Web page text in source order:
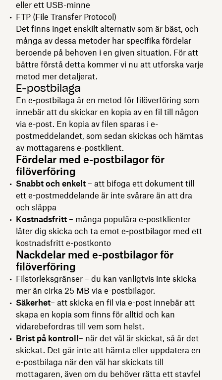
eller ett USB-minne
FTP (File Transfer Protocol)
Det finns inget enskilt alternativ som är bäst, och
många av dessa metoder har specifika fördelar
beroende på behoven i en given situation. För att
bättre förstå detta kommer vi nu att utforska varje
metod mer detaljerat.
E-postbilaga
En e-postbilaga är en metod för filöverföring som
innebär att du skickar en kopia av en fil till någon
via e-post. En kopia av filen sparas i e-
postmeddelandet, som sedan skickas och hämtas
av mottagarens e-postklient.
Fördelar med e-postbilagor för
filöverföring
Snabbt och enkelt – att bifoga ett dokument till
ett e-postmeddelande är inte svårare än att dra
och släppa
Kostnadsfritt – många populära e-postklienter
låter dig skicka och ta emot e-postbilagor med ett
kostnadsfritt e-postkonto
Nackdelar med e-postbilagor för
filöverföring
Filstorleksgränser – du kan vanligtvis inte skicka
mer än cirka 25 MB via e-postbilagor.
Säkerhet– att skicka en fil via e-post innebär att
skapa en kopia som finns för alltid och kan
vidarebefordras till vem som helst.
Brist på kontroll– när det väl är skickat, så är det
skickat. Det går inte att hämta eller uppdatera en
e-postbilaga när den väl har skickats till
mottagaren, även om du behöver rätta ett stavfel